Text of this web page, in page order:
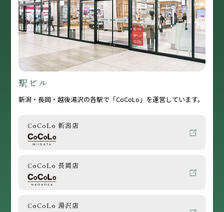
駅ビル
新潟・長岡・越後湯沢の各駅で「CoCoLo」を運営しています。
CoCoLo 新潟店
CoCoLo 長岡店
CoCoLo 湯沢店